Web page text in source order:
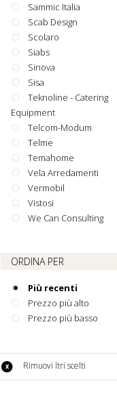
Sammic Italia
Scab Design
Scolaro
Siabs
Sinova
Sisa
Teknoline - Catering
Equipment
Telcom-Modum
Telme
Temahome
Vela Arredamenti
Vermobil
Vistosi
We Can Consulting
ORDINA PER
Più recenti
Prezzo più alto
Prezzo più basso
Rimuovi filtri scelti